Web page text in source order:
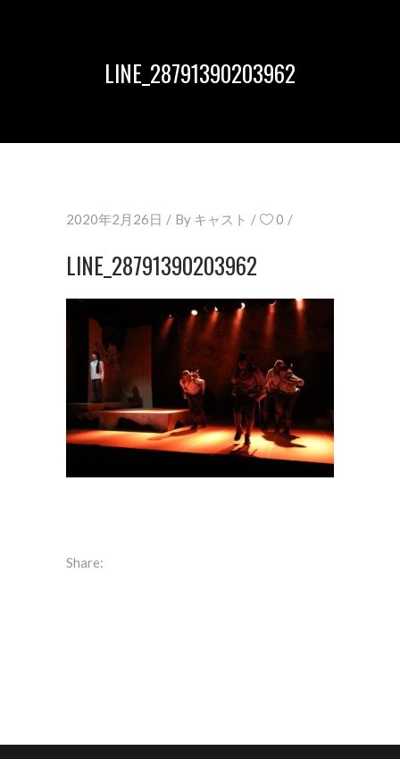
LINE_28791390203962
2020年2月26日 By キャスト 0
LINE_28791390203962
Share: